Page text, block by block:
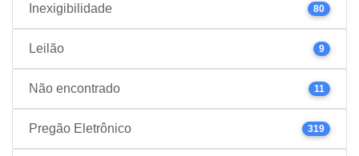
Inexigibilidade 80
Leilão 9
Não encontrado 11
Pregão Eletrônico 319